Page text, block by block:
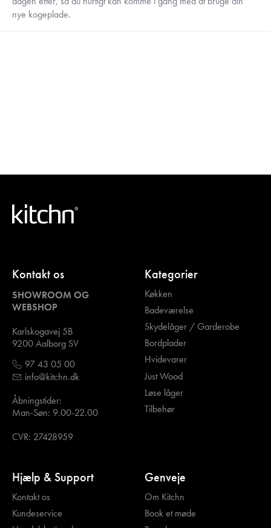
nye kogeplade.
Kontakt os
SHOWROOM OG
WEBSHOP
Karlskogavej 5B
9200 Aalborg SV
97 43 05 00
info@kitchn.dk
Åbningstider:
Man-Søn: 9.00-22.00
CVR: 27428959
Kategorier
Køkken
Badeværelse
Skydelåger / Garderobe
Bordplader
Hvidevarer
Just Wood
Løse låger
Tilbehør
Hjælp & Support
Kontakt os
Kundeservice
Genveje
Om Kitchn
Book et møde